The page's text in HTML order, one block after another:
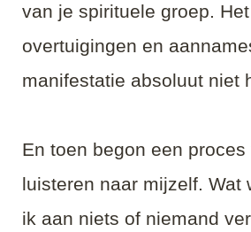
van je spirituele groep.
overtuigingen en
manifestatie absoluut niet
En toen begon een proces
luisteren naar mijzelf. Wat
ik aan niets of niemand